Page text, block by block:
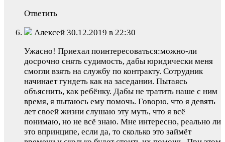
Ответить
Алексей 30.12.2019 в 22:30
Ужасно! Приехал поинтересоваться:можно-ли
досрочно снять судимость, дабы юридически меня
смогли взять на службу по контракту. Сотрудник
начинает гундеть как на заседании. Пытаясь
объяснить, как ребёнку. Дабы не тратить наше с ним
время, я пытаюсь ему помочь. Говорю, что я девять
лет своей жизни слушаю эту муть, что я всё
понимаю, но не всё знаю. Мне интересно, реально ли
это впринципе, если да, то сколько это займёт